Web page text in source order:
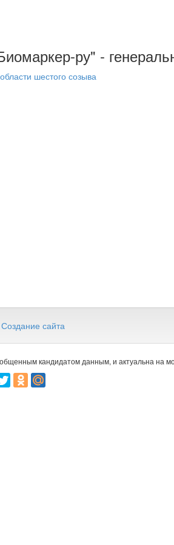
ру" -
шестого созыва
Создание сайта
кандидатом данным, и актуальна на